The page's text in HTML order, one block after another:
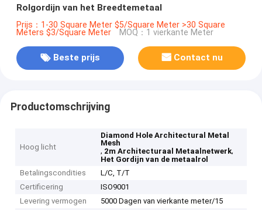
Rolgordijn van het Breedtemetaal
Prijs：1-30 Square Meter $5/Square Meter >30 Square
Meters $3/Square Meter MOQ：1 vierkante Meter
Beste prijs Contact nu
Productomschrijving
Hoog licht
Diamond Hole Architectural Metal
Mesh
, 2m Architecturaal Metaalnetwerk,
Het Gordijn van de metaalrol
Betalingscondities
L/C, T/T
Certificering
ISO9001
Levering vermogen
5000 Dagen van vierkante meter/15